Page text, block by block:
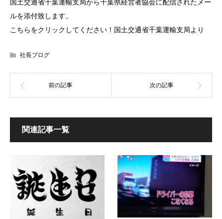
国土交通省千葉運輸支局から千葉県経営者協会に配信されたメー
ルを添付致します。
こちらをクリックしてください！ 国土交通省千葉運輸支局より
社長ブログ
関連記事一覧